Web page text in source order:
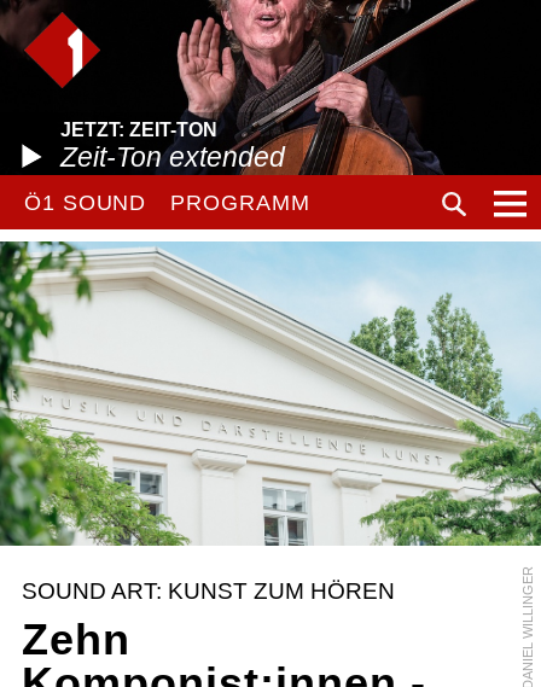
JETZT: ZEIT-TON
Zeit-Ton extended
Ö1 SOUND PROGRAMM
DANIEL WILLINGER
SOUND ART: KUNST ZUM HÖREN
Zehn